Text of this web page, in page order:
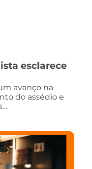
esclarece
avanço na
do assédio e